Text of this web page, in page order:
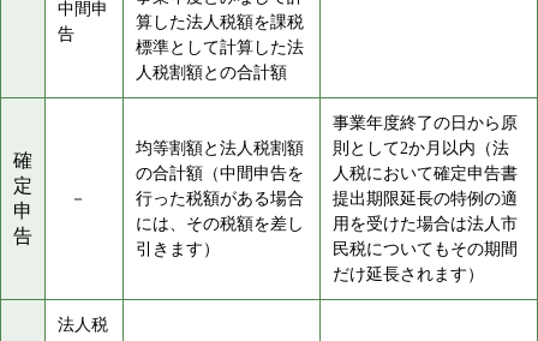
中間申
告
算した法人税額を課税
標準として計算した法
人税割額との合計額
確
定
申
告
－
均等割額と法人税割額
の合計額（中間申告を
行った税額がある場合
には、その税額を差し
引きます）
事業年度終了の日から原
則として2か月以内（法
人税において確定申告書
提出期限延長の特例の適
用を受けた場合は法人市
民税についてもその期間
だけ延長されます）
法人税